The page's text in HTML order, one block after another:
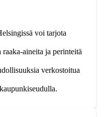
voi tarjota
aineita ja perinteitä
verkostoitua